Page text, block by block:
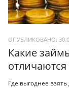
ОПУБЛИКОВАНО:
Какие
отличаются
Где выгоднее